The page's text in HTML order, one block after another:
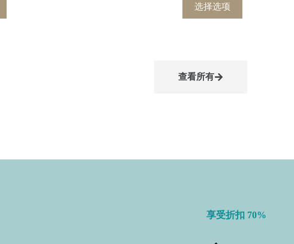
选择选项
查看所有
享受折扣 70%